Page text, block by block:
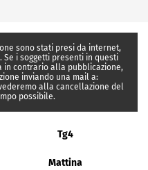
sono stati presi da internet,
i soggetti presenti in questi
in contrario alla pubblicazione,
inviando una mail a:
alla cancellazione del
possibile.
Tg4
Mattina